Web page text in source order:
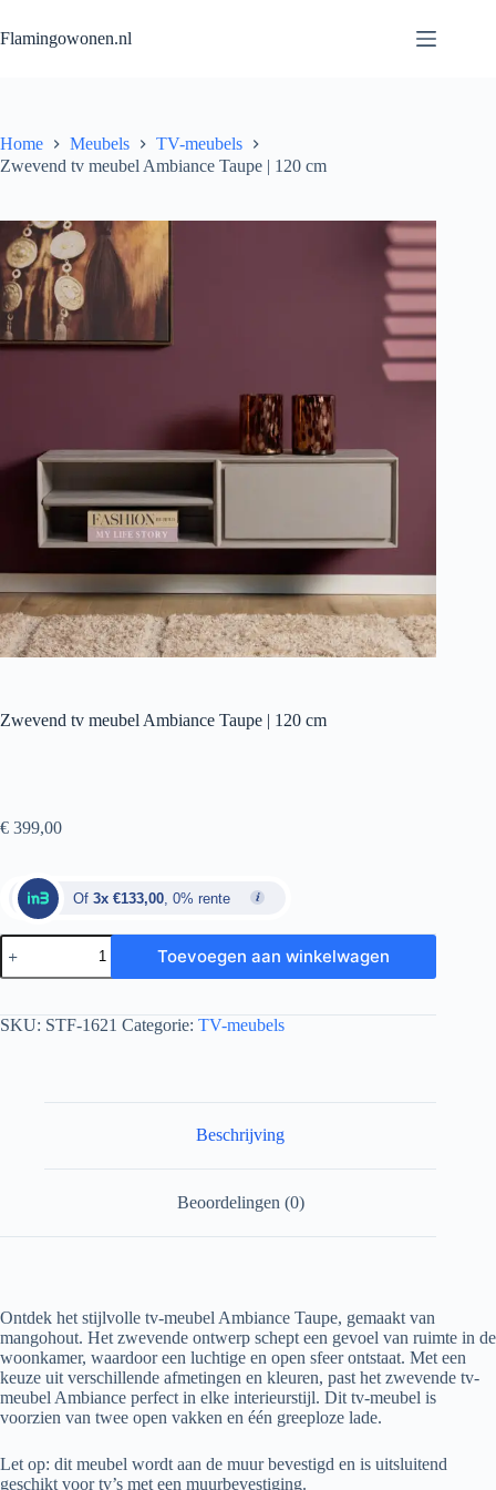
Flamingowonen.nl
Home Meubels
TV-meubels
Zwevend tv meubel Ambiance Taupe | 120 cm
Zwevend tv meubel Ambiance Taupe | 120 cm
€ 399,00
Of 3x €133,00 , 0% rente
Toevoegen aan winkelwagen
SKU: STF-1621 Categorie: TV-meubels
Beschrijving
Beoordelingen (0)
Ontdek het stijlvolle tv-meubel Ambiance Taupe, gemaakt van
mangohout. Het zwevende ontwerp schept een gevoel van ruimte in de
woonkamer, waardoor een luchtige en open sfeer ontstaat. Met een
keuze uit verschillende afmetingen en kleuren, past het zwevende tv-
meubel Ambiance perfect in elke interieurstijl. Dit tv-meubel is
voorzien van twee open vakken en één greeploze lade.
Let op: dit meubel wordt aan de muur bevestigd en is uitsluitend
geschikt voor tv’s met een muurbevestiging.